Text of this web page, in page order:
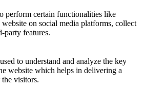
perform certain functionalities like
on social media platforms, collect
party features.
to understand and analyze the key
website which helps in delivering a
the visitors.